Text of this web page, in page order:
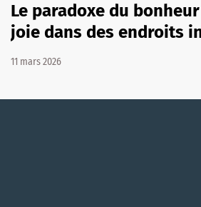
Le paradoxe du
joie dans des endroits
11 mars 2026